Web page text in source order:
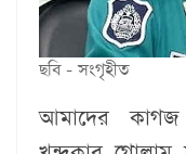
ছবি - সংগৃহীত
আমাদের কাগজ